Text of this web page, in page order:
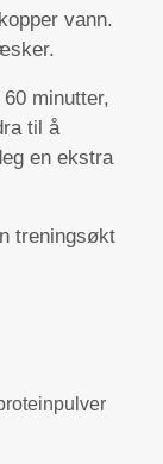
vann.
minutter,
til å
en ekstra
treningsøkt